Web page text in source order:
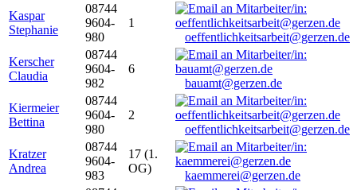
Kaspar
Stephanie
08744
9604-
980
1
oeffentlichkeitsarbeit@gerzen.de
Kerscher
Claudia
08744
9604-
982
6
bauamt@gerzen.de
Kiermeier
Bettina
08744
9604-
980
2
oeffentlichkeitsarbeit@gerzen.de
Kratzer
Andrea
08744
9604-
983
17 (1.
OG)
kaemmerei@gerzen.de